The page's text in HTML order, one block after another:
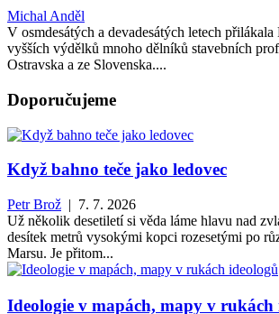
Michal Anděl
V osmdesátých a devadesátých letech přilákala
vyšších výdělků mnoho dělníků stavebních
Ostravska a ze Slovenska....
Doporučujeme
Když bahno teče jako ledovec
Petr Brož | 7. 7. 2026
Už několik desetiletí si věda láme hlavu nad
desítek metrů vysokými kopci rozesetými po
Marsu. Je přitom...
Ideologie v mapách, mapy v rukách